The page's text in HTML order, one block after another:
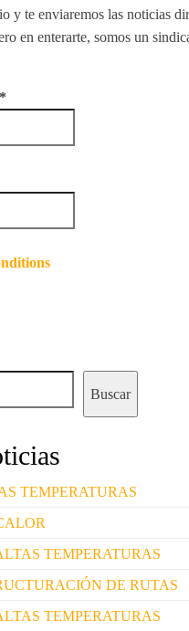
y te enviaremos las noticias
en enterarte, somos un
Buscar
TEMPERATURAS
TEMPERATURAS
DE RUTAS
TEMPERATURAS